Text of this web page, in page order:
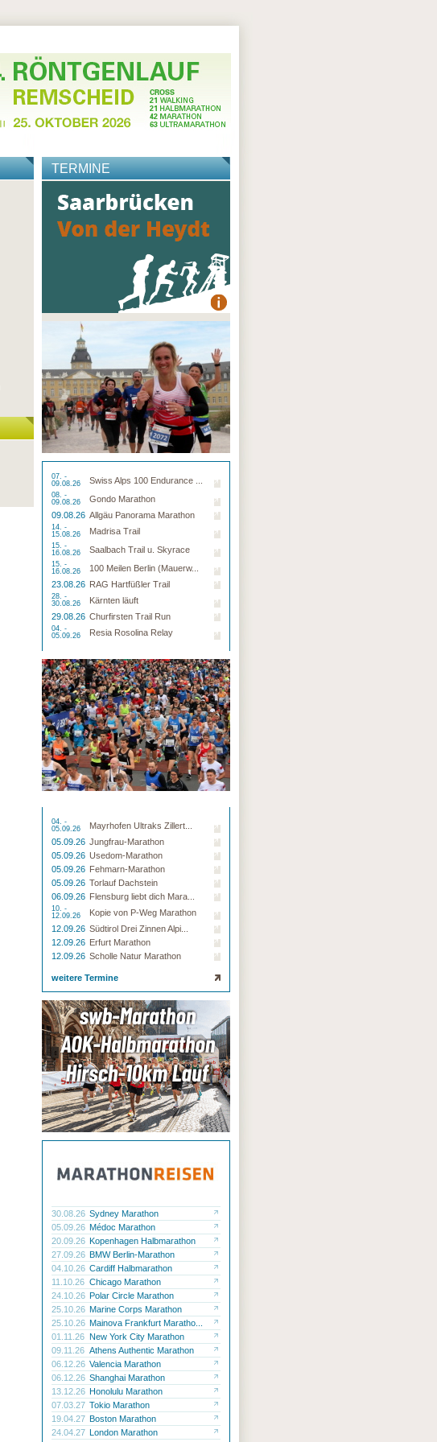
TERMINE
07. -
09.08.26
Swiss Alps 100 Endurance ...
08. -
09.08.26
Gondo Marathon
09.08.26 Allgäu Panorama Marathon
14. -
15.08.26
Madrisa Trail
15. -
16.08.26
Saalbach Trail u. Skyrace
15. -
16.08.26
100 Meilen Berlin (Mauerw...
23.08.26 RAG Hartfüßler Trail
28. -
30.08.26
Kärnten läuft
29.08.26 Churfirsten Trail Run
04. -
05.09.26
Resia Rosolina Relay
04. -
05.09.26
Mayrhofen Ultraks Zillert...
05.09.26 Jungfrau-Marathon
05.09.26 Usedom-Marathon
05.09.26 Fehmarn-Marathon
05.09.26 Torlauf Dachstein
06.09.26 Flensburg liebt dich Mara...
10. -
12.09.26
Kopie von P-Weg Marathon
12.09.26 Südtirol Drei Zinnen Alpi...
12.09.26 Erfurt Marathon
12.09.26 Scholle Natur Marathon
weitere Termine
30.08.26 Sydney Marathon
05.09.26 Médoc Marathon
20.09.26 Kopenhagen Halbmarathon
27.09.26 BMW Berlin-Marathon
04.10.26 Cardiff Halbmarathon
11.10.26 Chicago Marathon
24.10.26 Polar Circle Marathon
25.10.26 Marine Corps Marathon
25.10.26 Mainova Frankfurt Maratho...
01.11.26 New York City Marathon
09.11.26 Athens Authentic Marathon
06.12.26 Valencia Marathon
06.12.26 Shanghai Marathon
13.12.26 Honolulu Marathon
07.03.27 Tokio Marathon
19.04.27 Boston Marathon
24.04.27 London Marathon